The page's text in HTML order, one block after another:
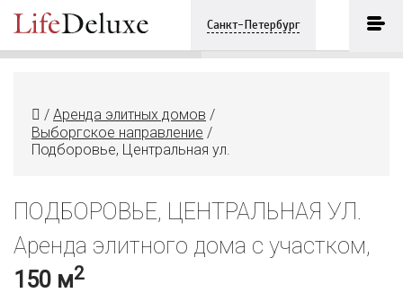
Санкт-Петербург
/ Аренда элитных домов /
Выборгское направление /
Подборовье, Центральная ул.
ПОДБОРОВЬЕ, ЦЕНТРАЛЬНАЯ УЛ.
Аренда элитного дома с участком,
150 м2
Подборовье, Центральная ул.
+7 (812) 3330243 ПОЗВОНИТЬ